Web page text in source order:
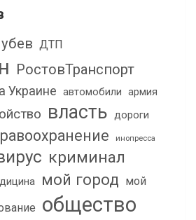
ДТП
РостовТранспорт
Украине автомобили армия
власть дороги
инопресса
криминал
мой город мой
общество